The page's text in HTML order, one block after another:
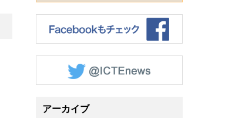
アーカイブ